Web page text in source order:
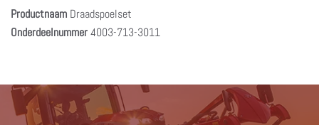
Productnaam Draadspoelset
Onderdeelnummer4003-713-3011